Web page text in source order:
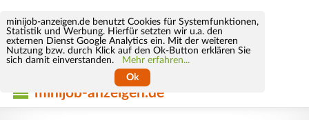
minijob-anzeigen.de benutzt Cookies für Systemfunktionen,
Statistik und Werbung. Hierfür setzten wir u.a. den
externen Dienst Google Analytics ein. Mit der weiteren
Nutzung bzw. durch Klick auf den Ok-Button erklären Sie
sich damit einverstanden.
Mehr erfahren...
Ok
minijob-anzeigen.de